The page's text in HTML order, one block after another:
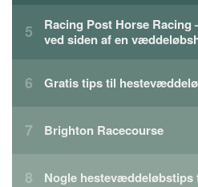
Racing Post Horse Racing
ved siden af ​​en
Gratis tips til
Brighton Racecourse
Nogle hestevæddeløbstips